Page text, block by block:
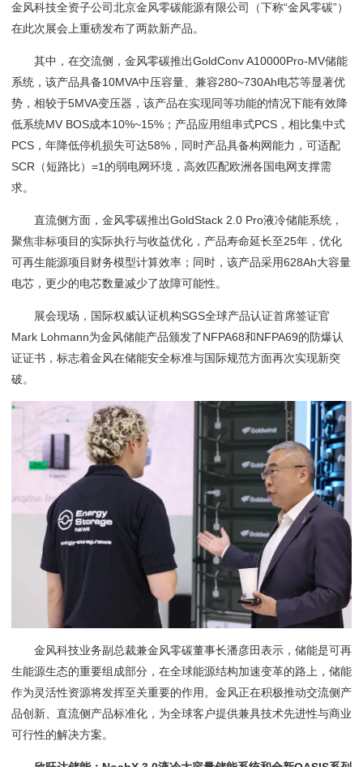
金风科技全资子公司北京金风零碳能源有限公司（下称“金风零碳”）
在此次展会上重磅发布了两款新产品。
其中，在交流侧，金风零碳推出GoldConv A10000Pro-MV储能
系统，该产品具备10MVA中压容量、兼容280~730Ah电芯等显著优
势，相较于5MVA变压器，该产品在实现同等功能的情况下能有效降
低系统MV BOS成本10%~15%；产品应用组串式PCS，相比集中式
PCS，年降低停机损失可达58%，同时产品具备构网能力，可适配
SCR（短路比）=1的弱电网环境，高效匹配欧洲各国电网支撑需
求。
直流侧方面，金风零碳推出GoldStack 2.0 Pro液冷储能系统，
聚焦非标项目的实际执行与收益优化，产品寿命延长至25年，优化
可再生能源项目财务模型计算效率；同时，该产品采用628Ah大容量
电芯，更少的电芯数量减少了故障可能性。
展会现场，国际权威认证机构SGS全球产品认证首席签证官
Mark Lohmann为金风储能产品颁发了NFPA68和NFPA69的防爆认
证证书，标志着金风在储能安全标准与国际规范方面再次实现新突
破。
金风科技业务副总裁兼金风零碳董事长潘彦田表示，储能是可再
生能源生态的重要组成部分，在全球能源结构加速变革的路上，储能
作为灵活性资源将发挥至关重要的作用。金风正在积极推动交流侧产
品创新、直流侧产品标准化，为全球客户提供兼具技术先进性与商业
可行性的解决方案。